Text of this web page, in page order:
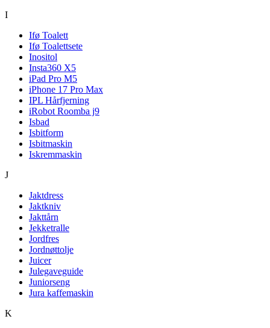
I
Ifø Toalett
Ifø Toalettsete
Inositol
Insta360 X5
iPad Pro M5
iPhone 17 Pro Max
IPL Hårfjerning
iRobot Roomba j9
Isbad
Isbitform
Isbitmaskin
Iskremmaskin
J
Jaktdress
Jaktkniv
Jakttårn
Jekketralle
Jordfres
Jordnøttolje
Juicer
Julegaveguide
Juniorseng
Jura kaffemaskin
K